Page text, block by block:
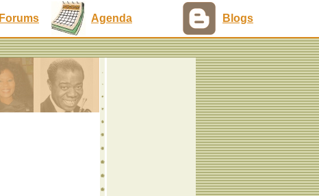
Forums Agenda Blogs